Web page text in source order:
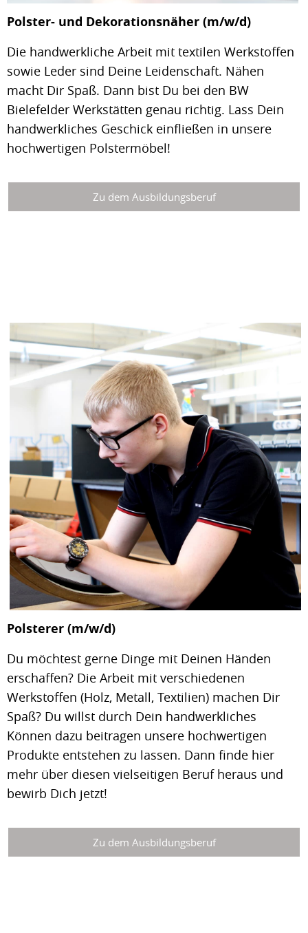
Polster- und Dekorationsnäher (m/w/d)
Die handwerkliche Arbeit mit textilen Werkstoffen
sowie Leder sind Deine Leidenschaft. Nähen
macht Dir Spaß. Dann bist Du bei den BW
Bielefelder Werkstätten genau richtig. Lass Dein
handwerkliches Geschick einfließen in unsere
hochwertigen Polstermöbel!
Zu dem Ausbildungsberuf
Polsterer (m/w/d)
Du möchtest gerne Dinge mit Deinen Händen
erschaffen? Die Arbeit mit verschiedenen
Werkstoffen (Holz, Metall, Textilien) machen Dir
Spaß? Du willst durch Dein handwerkliches
Können dazu beitragen unsere hochwertigen
Produkte entstehen zu lassen. Dann finde hier
mehr über diesen vielseitigen Beruf heraus und
bewirb Dich jetzt!
Zu dem Ausbildungsberuf